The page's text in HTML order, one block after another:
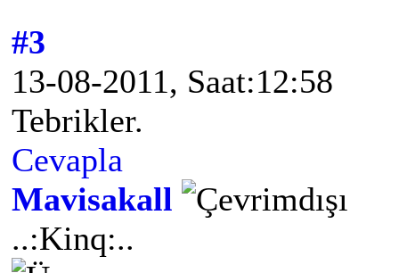
#3
13-08-2011, Saat:12:58
Tebrikler.
Cevapla
Mavisakall
..:Kinq:..